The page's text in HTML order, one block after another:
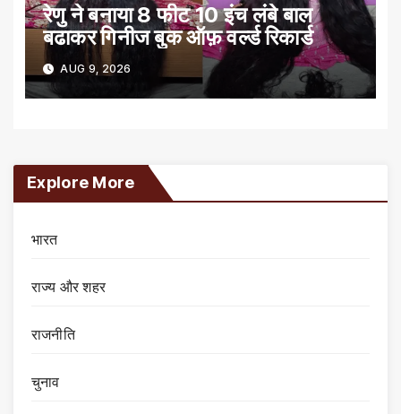
रेणु ने बनाया 8 फीट 10 इंच लंबे बाल
बढाकर गिनीज बुक ऑफ़ वर्ल्ड रिकार्ड
AUG 9, 2026
Explore More
भारत
राज्य और शहर
राजनीति
चुनाव